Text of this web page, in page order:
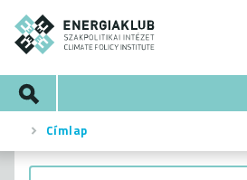
Ugrás
tartalomra
Morzsa
Címlap